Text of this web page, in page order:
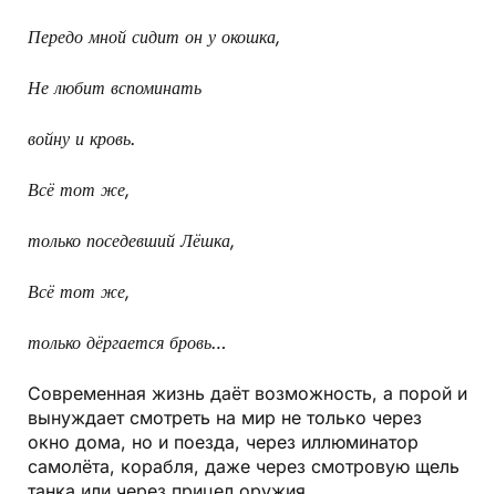
Передо мной сидит он у окошка,
Не любит вспоминать
войну и кровь.
Всё тот же,
только поседевший Лёшка,
Всё тот же,
только дёргается бровь…
Современная жизнь даёт возможность, а порой и
вынуждает смотреть на мир не только через
окно дома, но и поезда, через иллюминатор
самолёта, корабля, даже через смотровую щель